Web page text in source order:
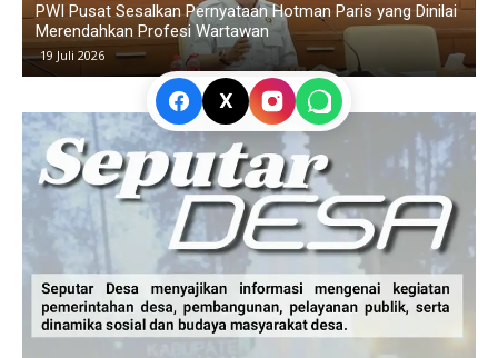
Polemik Siswa Tidak Naik Kelas di SMAN 1 Blanakan
Memanas, Wali Murid Tuding Sekolah Tidak Transparan
24 Juni 2026
X